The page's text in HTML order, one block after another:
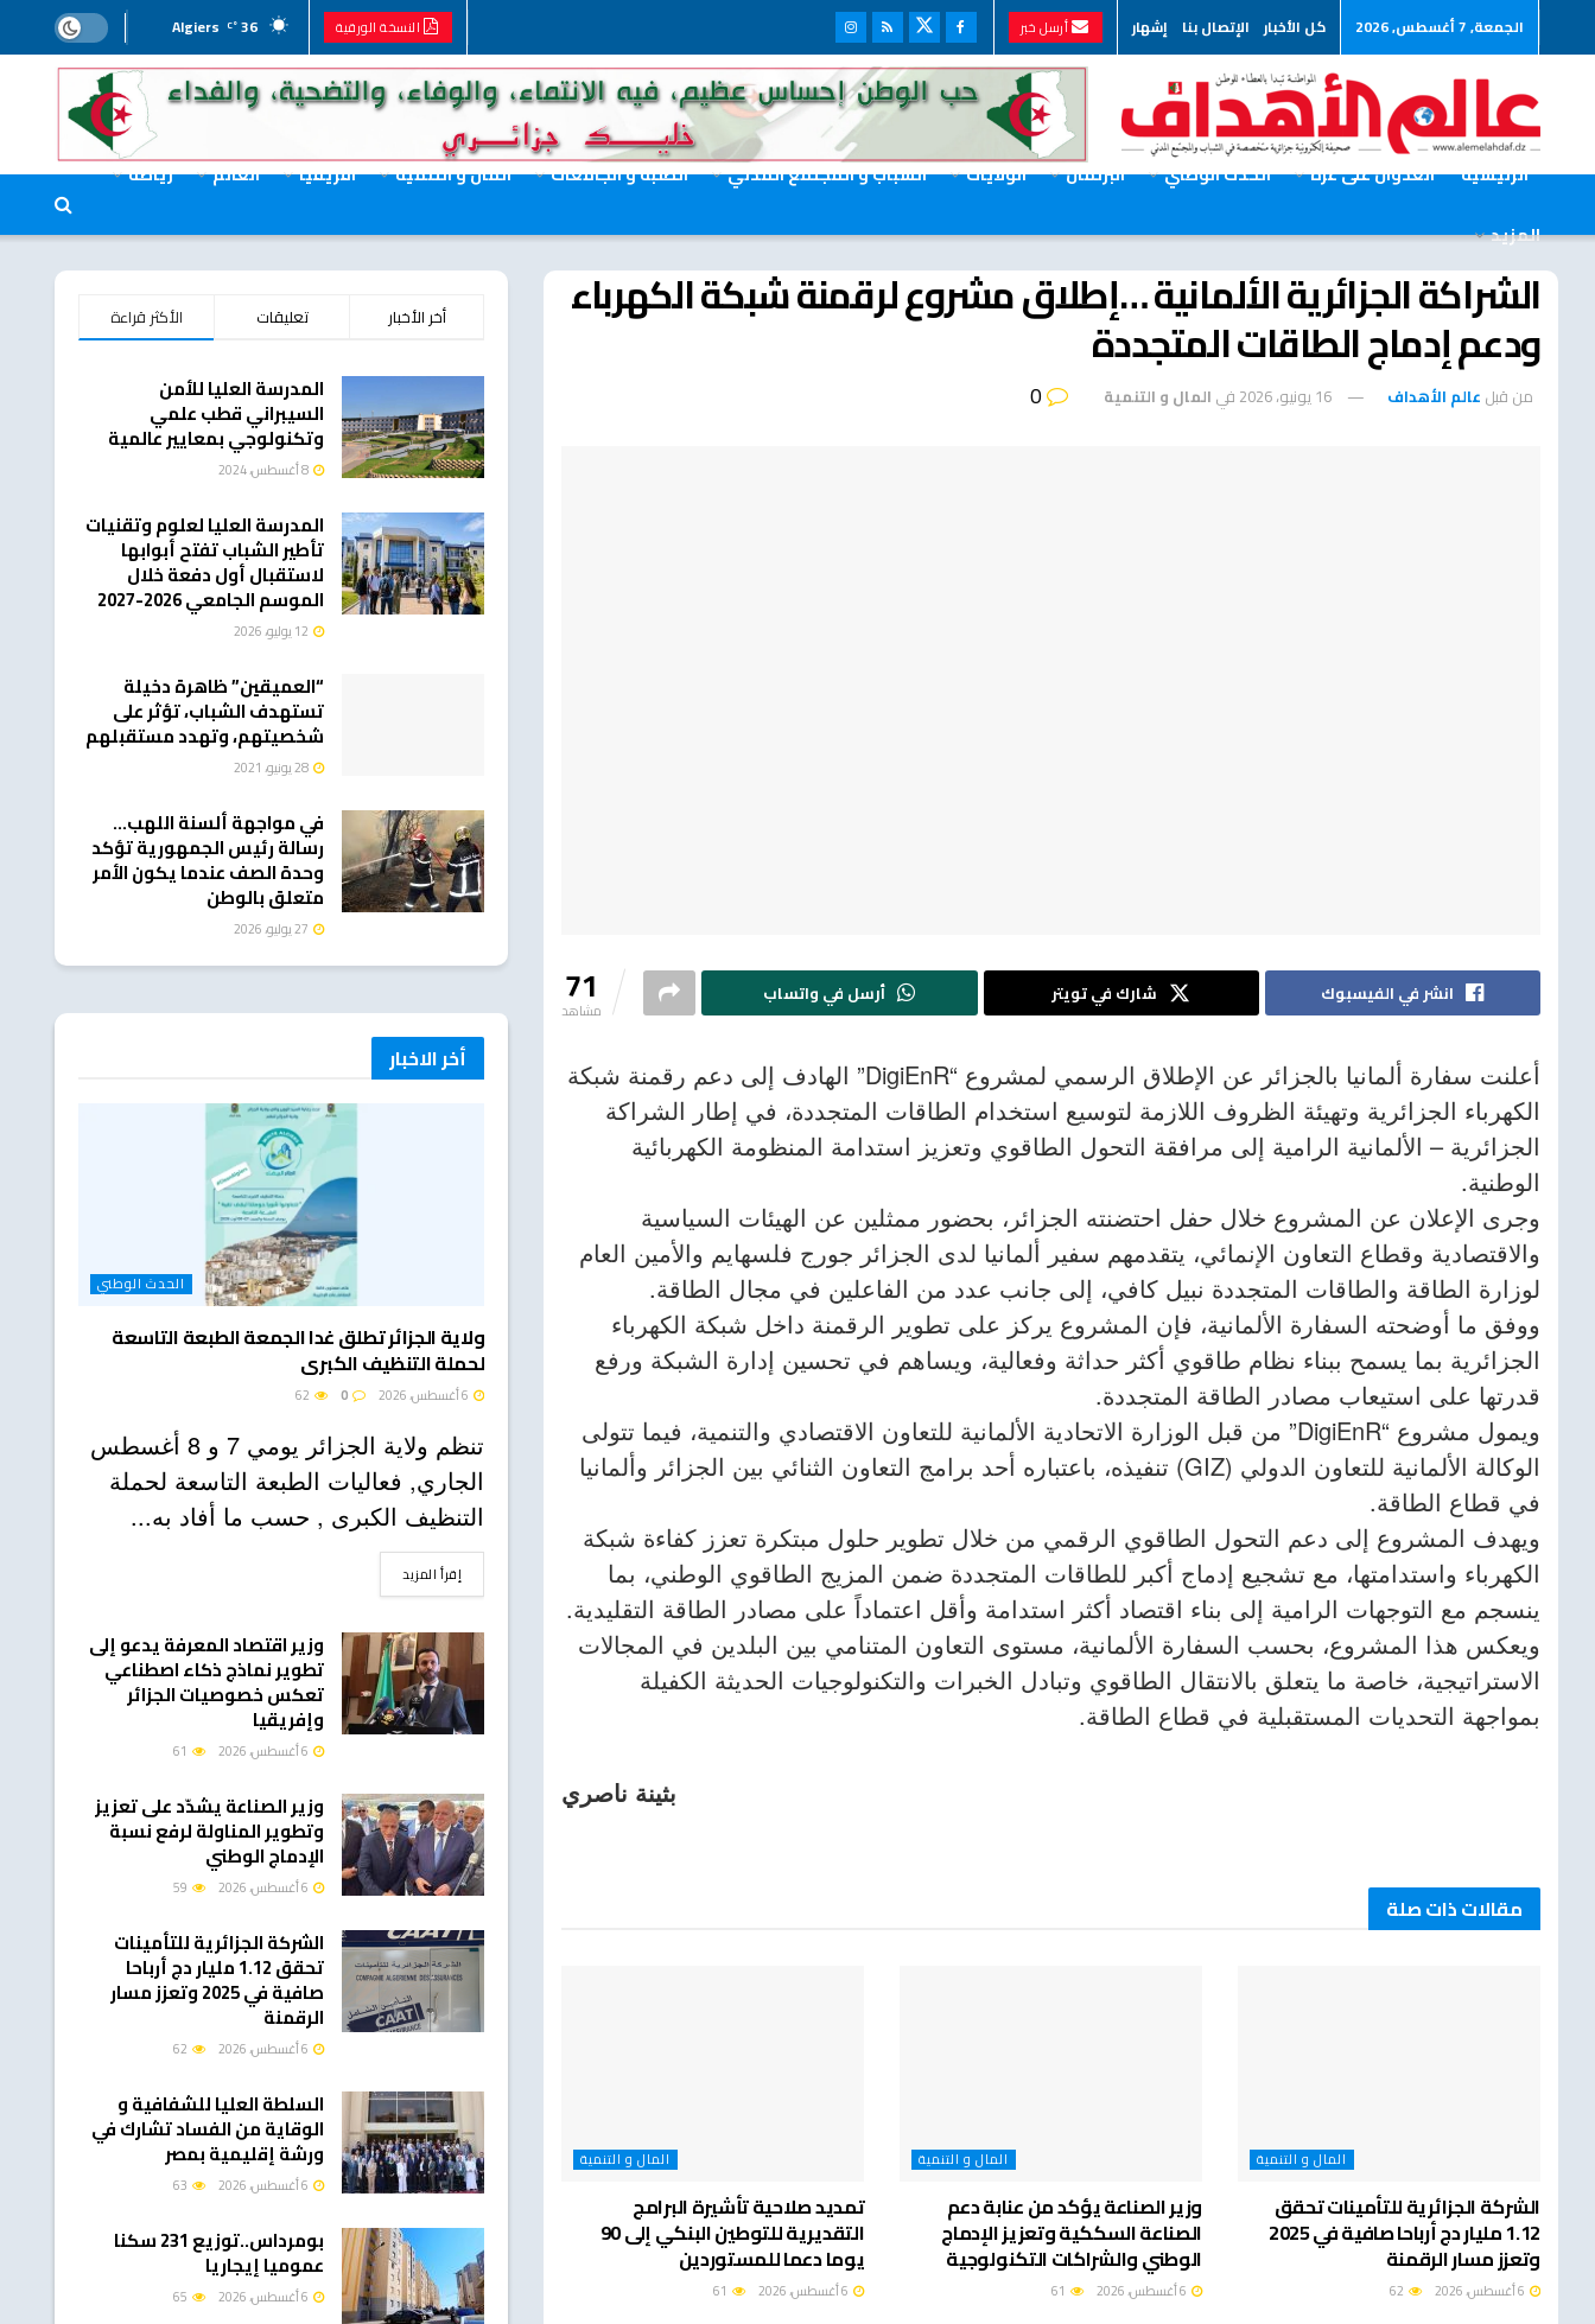
الجمعة, 7 أغسطس, 2026 كل الأخبار الإتصال بنا إشهار أرسل خبر النسخة الورقية 36
°C
Algiers
الرئيسية العدوان على غزة الحدث الوطني البرلمان الولايات الشباب و المجتمع المدني الطلبة و الجامعات المال و التنمية افريقيا العالم
رياضة
المزيد
الشراكة الجزائرية الألمانية …إطلاق مشروع لرقمنة شبكة الكهرباء
ودعم إدماج الطاقات المتجددة
من قبل عالم الأهداف 16 يونيو، 2026 في المال و التنمية
71
مشاهد
انشر في الفيسبوك شارك في تويتر أرسل في واتساب
أعلنت سفارة ألمانيا بالجزائر عن الإطلاق الرسمي لمشروع “DigiEnR” الهادف إلى دعم رقمنة شبكة
الكهرباء الجزائرية وتهيئة الظروف اللازمة لتوسيع استخدام الطاقات المتجددة، في إطار الشراكة
الجزائرية – الألمانية الرامية إلى مرافقة التحول الطاقوي وتعزيز استدامة المنظومة الكهربائية
الوطنية.
وجرى الإعلان عن المشروع خلال حفل احتضنته الجزائر، بحضور ممثلين عن الهيئات السياسية
والاقتصادية وقطاع التعاون الإنمائي، يتقدمهم سفير ألمانيا لدى الجزائر جورج فلسهايم والأمين العام
لوزارة الطاقة والطاقات المتجددة نبيل كافي، إلى جانب عدد من الفاعلين في مجال الطاقة.
ووفق ما أوضحته السفارة الألمانية، فإن المشروع يركز على تطوير الرقمنة داخل شبكة الكهرباء
الجزائرية بما يسمح ببناء نظام طاقوي أكثر حداثة وفعالية، ويساهم في تحسين إدارة الشبكة ورفع
قدرتها على استيعاب مصادر الطاقة المتجددة.
ويمول مشروع “DigiEnR” من قبل الوزارة الاتحادية الألمانية للتعاون الاقتصادي والتنمية، فيما تتولى
الوكالة الألمانية للتعاون الدولي (GIZ) تنفيذه، باعتباره أحد برامج التعاون الثنائي بين الجزائر وألمانيا
في قطاع الطاقة.
ويهدف المشروع إلى دعم التحول الطاقوي الرقمي من خلال تطوير حلول مبتكرة تعزز كفاءة شبكة
الكهرباء واستدامتها، مع تشجيع إدماج أكبر للطاقات المتجددة ضمن المزيج الطاقوي الوطني، بما
ينسجم مع التوجهات الرامية إلى بناء اقتصاد أكثر استدامة وأقل اعتماداً على مصادر الطاقة التقليدية.
ويعكس هذا المشروع، بحسب السفارة الألمانية، مستوى التعاون المتنامي بين البلدين في المجالات
الاستراتيجية، خاصة ما يتعلق بالانتقال الطاقوي وتبادل الخبرات والتكنولوجيات الحديثة الكفيلة
بمواجهة التحديات المستقبلية في قطاع الطاقة.
بثينة ناصري
مقالات ذات صلة
المال و التنمية
الشركة الجزائرية للتأمينات تحقق
1.12 مليار دج أرباحا صافية في 2025
وتعزز مسار الرقمنة
المال و التنمية
وزير الصناعة يؤكد من عنابة دعم
الصناعة السككية وتعزيز الإدماج
الوطني والشراكات التكنولوجية
المال و التنمية
تمديد صلاحية تأشيرة البرامج
التقديرية للتوطين البنكي إلى 90
يوما دعما للمستوردين
الأكثر قراءة تعليقات أخر الأخبار
المدرسة العليا للأمن
السيبراني قطب علمي
وتكنولوجي بمعايير عالمية
المدرسة العليا لعلوم وتقنيات
تأطير الشباب تفتح أبوابها
لاستقبال أول دفعة خلال
الموسم الجامعي 2026-2027
“العميقين” ظاهرة دخيلة
تستهدف الشباب، تؤثر على
شخصيتهم، وتهدد مستقبلهم
في مواجهة ألسنة اللهب…
رسالة رئيس الجمهورية تؤكد
وحدة الصف عندما يكون الأمر
متعلق بالوطن
أخر الاخبار
الحدث الوطني
ولاية الجزائر تطلق غدا الجمعة الطبعة التاسعة
لحملة التنظيف الكبرى
تنظم ولاية الجزائر يومي 7 و 8 أغسطس
الجاري, فعاليات الطبعة التاسعة لحملة
التنظيف الكبرى , حسب ما أفاد به...
إقرأ المزيدDETAILS
وزير اقتصاد المعرفة يدعو إلى
تطوير نماذج ذكاء اصطناعي
تعكس خصوصيات الجزائر
وإفريقيا
وزير الصناعة يشدّد على تعزيز
وتطوير المناولة لرفع نسبة
الإدماج الوطني
الشركة الجزائرية للتأمينات
تحقق 1.12 مليار دج أرباحا
صافية في 2025 وتعزز مسار
الرقمنة
السلطة العليا للشفافية و
الوقاية من الفساد تشارك في
ورشة إقليمية بمصر
بومرداس..توزيع 231 سكنا
عموميا إيجاريا